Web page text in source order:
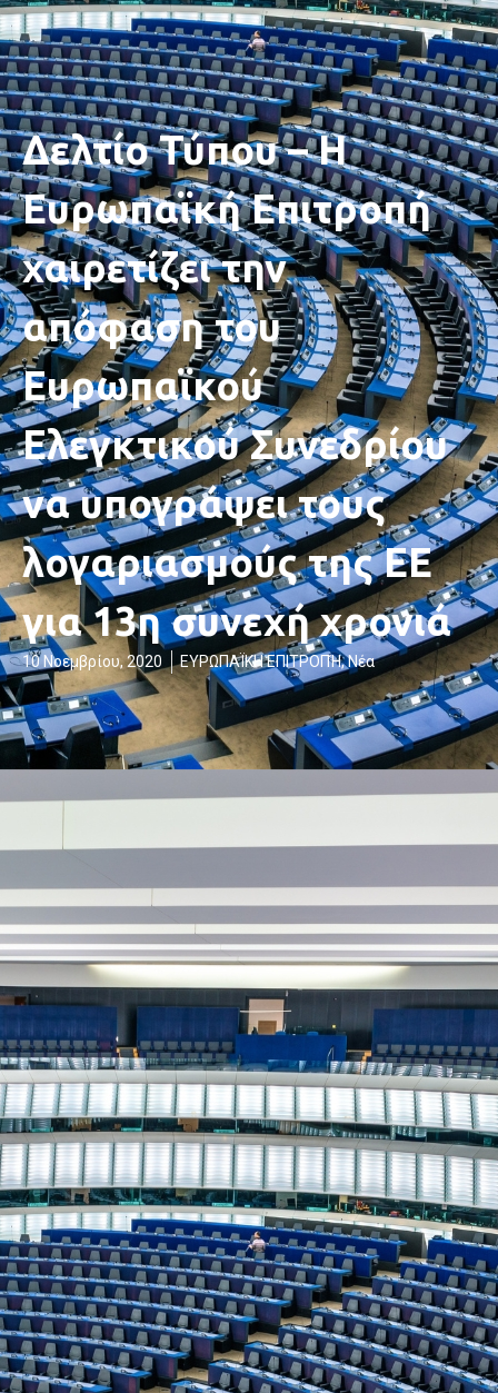
Δελτίο Τύπου – Η
Ευρωπαϊκή Επιτροπή
χαιρετίζει την
απόφαση του
Ευρωπαϊκού
Ελεγκτικού Συνεδρίου
να υπογράψει τους
λογαριασμούς της ΕΕ
για 13η συνεχή χρονιά
10 Νοεμβρίου, 2020 ΕΥΡΩΠΑΪΚΗ ΕΠΙΤΡΟΠΉ,Νέα